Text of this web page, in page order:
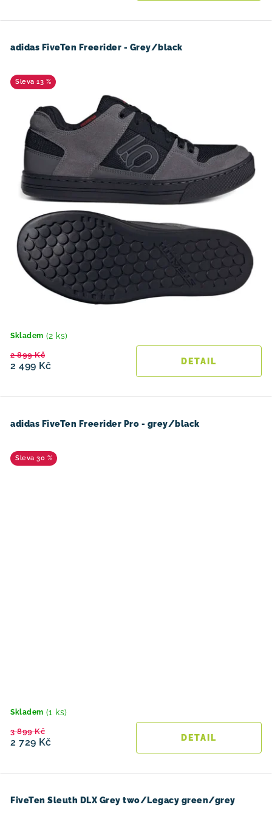
adidas FiveTen Freerider - Grey/black
13 %
Skladem (2 ks)
2 499 Kč
2 899 Kč
adidas FiveTen Freerider Pro - grey/black
30 %
Skladem (1 ks)
2 729 Kč
3 899 Kč
FiveTen Sleuth DLX Grey two/Legacy green/grey